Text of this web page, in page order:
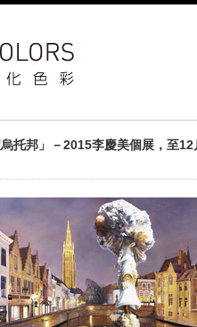
烏托邦」－2015李慶美個展，至